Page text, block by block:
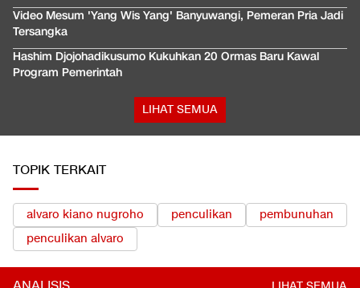
Video Mesum 'Yang Wis Yang' Banyuwangi, Pemeran Pria Jadi
Tersangka
Hashim Djojohadikusumo Kukuhkan 20 Ormas Baru Kawal
Program Pemerintah
LIHAT SEMUA
TOPIK TERKAIT
alvaro kiano nugroho penculikan
pembunuhan
penculikan alvaro